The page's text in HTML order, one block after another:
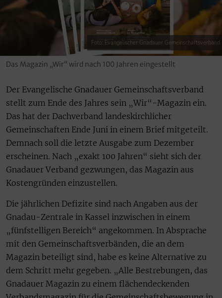
Foto: Evangelischer Gnadauer Gemeinschaftsverband
Das Magazin „Wir“ wird nach 100 Jahren eingestellt
Der Evangelische Gnadauer Gemeinschaftsverband
stellt zum Ende des Jahres sein „Wir“-Magazin ein.
Das hat der Dachverband landeskirchlicher
Gemeinschaften Ende Juni in einem Brief mitgeteilt.
Demnach soll die letzte Ausgabe zum Dezember
erscheinen. Nach „exakt 100 Jahren“ sieht sich der
Gnadauer Verband gezwungen, das Magazin aus
Kostengründen einzustellen.
Die jährlichen Defizite sind nach Angaben aus der
Gnadau-Zentrale in Kassel inzwischen in einem
„fünfstelligen Bereich“ angekommen. In Absprache
mit den Gemeinschaftsverbänden, die an dem
Magazin beteiligt sind, habe es keine Alternative zu
dem Schritt mehr gegeben. „Alle Bestrebungen, das
Gnadauer Magazin zu einem flächendeckenden